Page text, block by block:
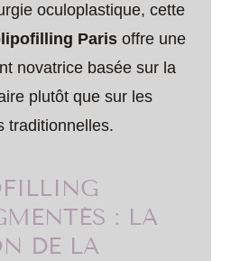
oculoplastique, cette
Paris offre une
novatrice basée sur la
plutôt que sur les
traditionnelles.
: LA
DE LA